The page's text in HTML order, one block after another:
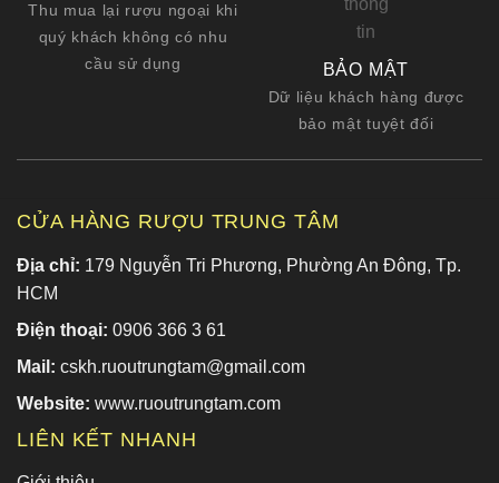
Thu mua lại rượu ngoại khi
quý khách không có nhu
cầu sử dụng
BẢO MẬT
Dữ liệu khách hàng được
bảo mật tuyệt đối
CỬA HÀNG RƯỢU TRUNG TÂM
Địa chỉ: 179 Nguyễn Tri Phương, Phường An Đông, Tp.
HCM
Điện thoại: 0906 366 3 61
Mail: cskh.ruoutrungtam@gmail.com
Website: www.ruoutrungtam.com
LIÊN KẾT NHANH